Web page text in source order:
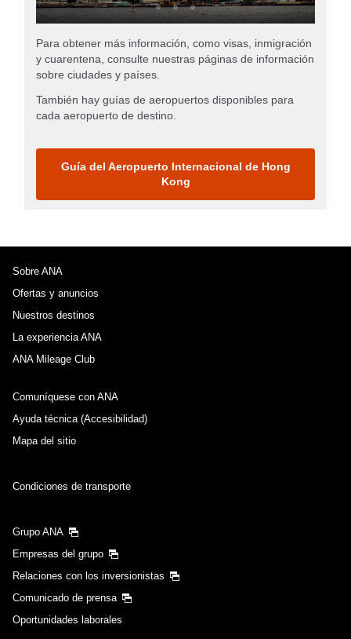
Para obtener más información, como visas, inmigración
y cuarentena, consulte nuestras páginas de información
sobre ciudades y países.
También hay guías de aeropuertos disponibles para
cada aeropuerto de destino.
Guía del Aeropuerto Internacional de Hong
Kong
Sobre ANA
Ofertas y anuncios
Nuestros destinos
La experiencia ANA
ANA Mileage Club
Comuníquese con ANA
Ayuda técnica (Accesibilidad)
Mapa del sitio
Condiciones de transporte
Grupo ANA
Empresas del grupo
Relaciones con los inversionistas
Comunicado de prensa
Oportunidades laborales